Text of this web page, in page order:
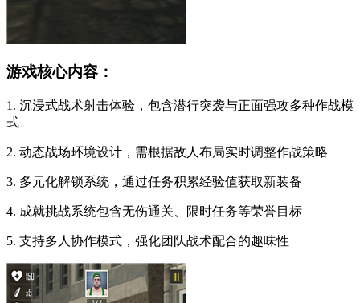
游戏核心内容：
1. 沉浸式战术射击体验，包含潜行突袭与正面强攻多种作战模
式
2. 动态战场环境设计，需根据敌人布局实时调整作战策略
3. 多元化解锁系统，通过任务积累经验值获取新装备
4. 成就挑战系统包含无伤通关、限时任务等荣誉目标
5. 支持多人协作模式，强化团队战术配合的趣味性